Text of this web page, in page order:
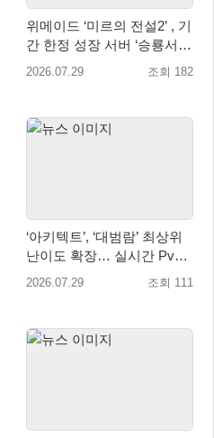
위메이드 ‘미르의 전설2’ , 기
간 한정 성장 서버 ‘승룡서
버’ 사전 예약 실시
2026.07.29 조회 182
‘아키텍트’, ‘대범람’ 최상위
난이도 확장… 실시간 PvP
콘텐츠 ‘격전’ 오픈 예고
2026.07.29 조회 111